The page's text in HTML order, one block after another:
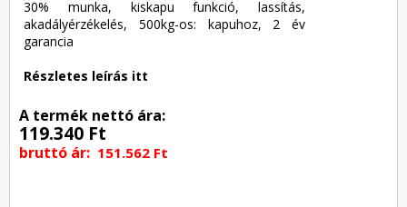
30% munka, kiskapu funkció, lassítás,
akadályérzékelés, 500kg-os: kapuhoz, 2 év
garancia
Részletes leírás itt
A termék nettó ára:
119.340 Ft
bruttó ár: 151.562 Ft